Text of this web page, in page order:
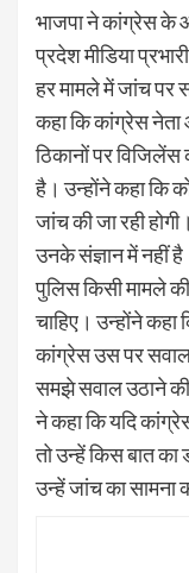
भाजपा ने कांग्रेस के
प्रदेश मीडिया
हर मामले में जांच पर
कहा कि कांग्रेस नेता
ठिकानों पर विजिलेंस
है। उन्होंने कहा कि
जांच की जा रही
उनके संज्ञान में नहीं
पुलिस किसी मामले
चाहिए। उन्होंने कहा
कांग्रेस उस पर
समझे सवाल उठाने की
ने कहा कि यदि
तो उन्हें किस बात
उन्हें जांच का सामना